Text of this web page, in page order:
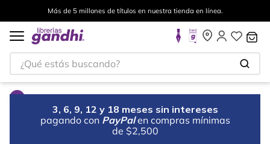
Más de 5 millones de títulos en nuestra tienda en línea.
¿Qué estás buscando?
3, 6, 9, 12 y 18 meses sin intereses
pagando con PayPal en compras mínimas
de $2,500